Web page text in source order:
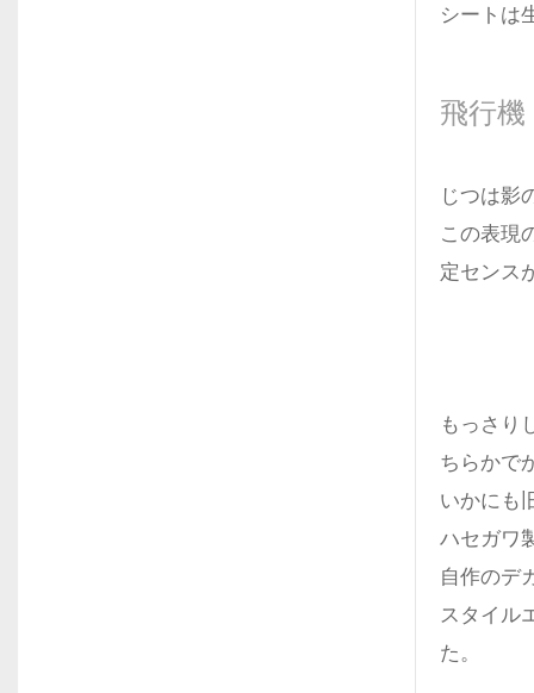
シートは
飛行機
じつは影
この表現
定センス
もっさり
ちらかで
いかにも
ハセガワ
自作のデ
スタイル
た。